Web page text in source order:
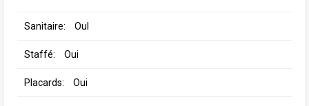
Sanitaire: OuI
Staffé: Oui
Placards: Oui